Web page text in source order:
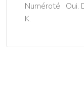
Numéroté : Oui.
K.